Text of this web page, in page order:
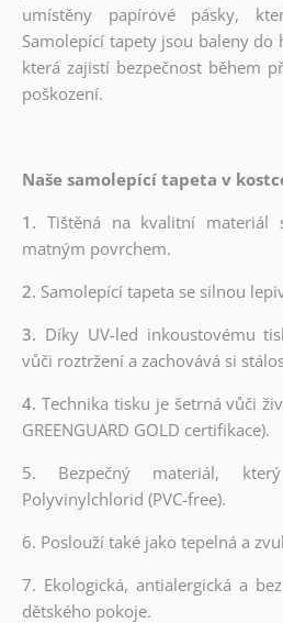
umístěny papírové pásky,
Samolepící tapety jsou baleny do
která zajistí bezpečnost během
poškození.
Naše samolepící tapeta v
1. Tištěná na kvalitní materiál
matným povrchem.
2. Samolepící tapeta se silnou
3. Díky UV-led inkoustovému
vůči roztržení a zachovává si
4. Technika tisku je šetrná vůči
GREENGUARD GOLD certifikace).
5. Bezpečný materiál,
Polyvinylchlorid (PVC-free).
6. Poslouží také jako tepelná a
7. Ekologická, antialergická a
dětského pokoje.